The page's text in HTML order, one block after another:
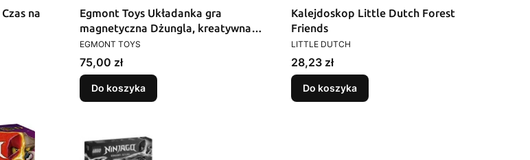
Egmont Toys Układanka gra
magnetyczna Dżungla, kreatywna
zabawa dla dzieci
PRODUCENT
EGMONT TOYS
Cena
75,00 zł
Do koszyka
Kalejdoskop Little Dutch Forest
Friends
PRODUCENT
LITTLE DUTCH
Cena
28,23 zł
Do koszyka